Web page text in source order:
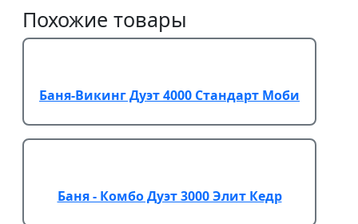
Похожие товары
Баня-Викинг Дуэт 4000 Стандарт Моби
Баня - Комбо Дуэт 3000 Элит Кедр